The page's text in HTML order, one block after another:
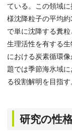
ている。この領域
様沈降粒子の平均
で単に沈降する糞
生理活性を有する
における炭素循環
題では季節海氷域
る役割解明を目指す
研究の性